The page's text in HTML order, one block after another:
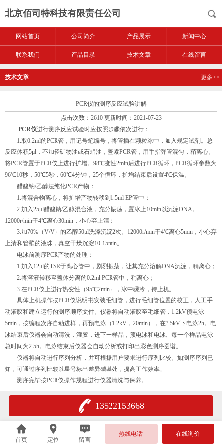
北京佰司特科技有限责任公司
网站首页 公司简介 产品展示 新闻中心
联系我们 产品目录 技术文章 在线留言
技术文章 更多>>
PCR仪的测序反应试验讲解
点击次数：2610 更新时间：2021-07-23
PCR仪进行测序反应试验时应按照步骤依次进行：
1.取0.2ml的PCR管，用记号笔编号，将管插在颗粒冰中，加入规定试剂。总
反应体积5μl，不加轻矿物油或石蜡油，盖紧PCR管，用手指弹管混匀，稍离心。
将PCR管置于PCR仪上进行扩增。98℃变性2min后进行PCR循环，PCR循环参数为
96℃10秒，50℃5秒，60℃4分钟，25个循环，扩增结束后设置4℃保温。
醋酸钠/乙醇法纯化PCR产物：
1.将混合物离心，将扩增产物转移到1.5ml EP管中；
2.加入25μl醋酸钠/乙醇混合液，充分振荡，置冰上10min以沉淀DNA。
12000r/min于4℃离心30min，小心弃上清；
3.加70%（V/V）的乙醇50μl洗涤沉淀2次。12000r/min于4℃离心5min，小心弃
上清和管壁的液珠，真空干燥沉淀10-15min。
电泳前测序PCR产物的处理：
1.加入12μl的TSR于离心管中，剧烈振荡，让其充分溶解DNA沉淀，稍离心；
2.将溶液转移至盖体分离的0.2ml PCR管中，稍离心；
3.在PCR仪上进行热变性（95℃2min），冰中骤冷，待上机。
具体上机操作按PCR仪说明书安装毛细管，进行毛细管位置的校正，人工手
动灌胶和建立运行的测序顺序文件。仪器将自动灌胶至毛细管，1.2kV预电泳
5min，按编程次序自动进样，再预电泳（1.2kV，20min），在7.5kV下电泳2h。电
泳结束后仪器会自动清洗，灌胶，进下一样品，预电泳和电泳。每一个样品电泳
总时间为2.5h。电泳结束后仪器会自动分析或打印出彩色测序图谱。
仪器将自动进行序列分析，并可根据用户要求进行序列比较。如测序序列已
知，可通过序列比较以星号标出差异碱基处，提高工作效率。
测序完毕按PCR仪操作规程进行仪器清洗与保养。
13522153668
首页 定位 留言
热线电话 在线询价